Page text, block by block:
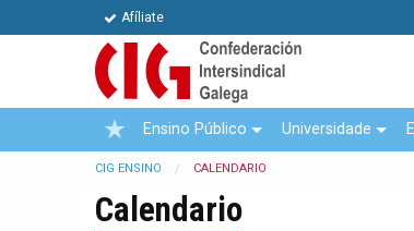
Afíliate
Ensino Público Universidade
CIG ENSINO CALENDARIO
Calendario